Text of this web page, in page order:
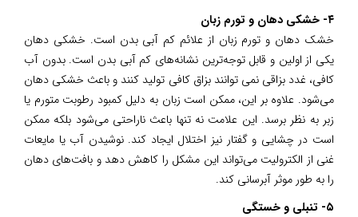
۴- خشکی دهان و تورم زبان
خشک دهان و تورم زبان از علائم کم آبی بدن است. خشکی دهان
یکی از اولین و قابل توجه‌ترین نشانه‌های کم آبی بدن است. بدون آب
کافی، غدد بزاقی نمی توانند بزاق کافی تولید کنند و باعث خشکی دهان
می‌شود. علاوه بر این، ممکن است زبان به دلیل کمبود رطوبت متورم یا
زبر به نظر برسد. این علامت نه تنها باعث ناراحتی می‌شود بلکه ممکن
است در چشایی و گفتار نیز اختلال ایجاد کند. نوشیدن آب یا مایعات
غنی از الکترولیت می‌تواند این مشکل را کاهش دهد و بافت‌های دهان
را به طور موثر آبرسانی کند.
۵- تنبلی و خستگی